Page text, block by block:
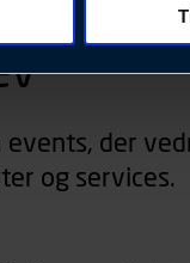
der anvendes.
om
på vores
Til dette
events, der
og services.